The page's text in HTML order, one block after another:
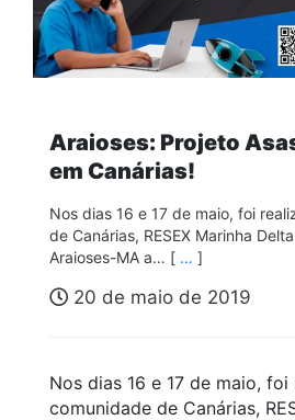
Araioses: Projeto
em Canárias!
Nos dias 16 e 17 de maio, foi
de Canárias, RESEX Marinha
Araioses-MA a… [ … ]
20 de maio de 2019
Nos dias 16 e 17 de maio,
comunidade de Canárias,